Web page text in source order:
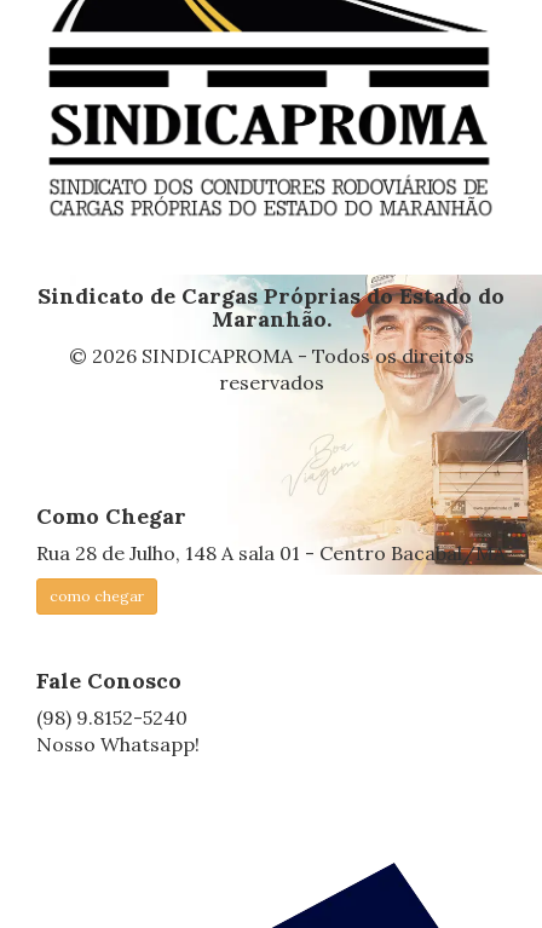
Sindicato de Cargas Próprias do Estado do
Maranhão.
© 2026 SINDICAPROMA - Todos os direitos
reservados
Como Chegar
Rua 28 de Julho, 148 A sala 01 - Centro Bacabal/MA
como chegar
Fale Conosco
(98) 9.8152-5240
Nosso Whatsapp!